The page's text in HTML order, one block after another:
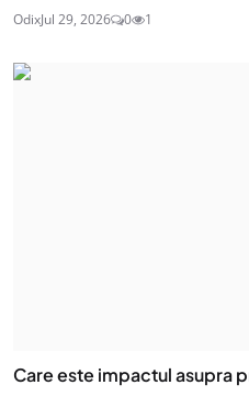
OdixJul 29, 2026 0 1
Care este impactul asupra